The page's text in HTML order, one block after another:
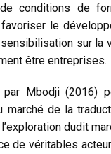
conditions de
le
sur la
être entreprises.
par Mbodji (2016)
marché de la
dudit
de véritables